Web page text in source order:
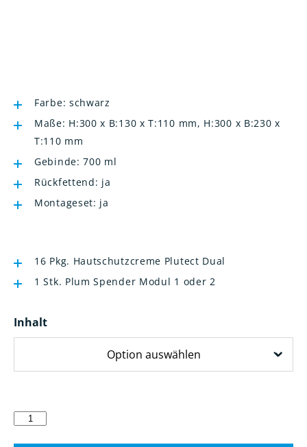
Farbe: schwarz
Maße: H:300 x B:130 x T:110 mm, H:300 x B:230 x
T:110 mm
Gebinde: 700 ml
Rückfettend: ja
Montageset: ja
16 Pkg. Hautschutzcreme Plutect Dual
1 Stk. Plum Spender Modul 1 oder 2
Inhalt
Plum